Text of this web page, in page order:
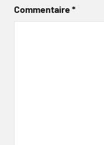
Commentaire*